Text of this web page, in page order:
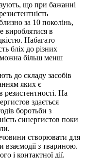
що при бажанні
за 10 поколінь,
вироблятися в
Набагато
бліх до різних
можна більш менш
до складу засобів
яких є
резистентності. На
здається
боротьби з
синергистов поки
створювати для
взаємодії з твариною.
і контактної дії.